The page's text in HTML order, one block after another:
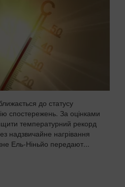
до статусу
спостережень. За оцінками
температурний рекорд
надзвичайне нагрівання
Ель-Ніньйо передают...